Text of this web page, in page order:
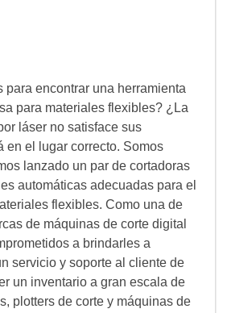
para encontrar una herramienta
para materiales flexibles? ¿La
láser no satisface sus
en el lugar correcto. Somos
lanzado un par de cortadoras
automáticas adecuadas para el
flexibles. Como una de
de máquinas de corte digital
a brindarles a
servicio y soporte al cliente de
un inventario a gran escala de
plotters de corte y máquinas de